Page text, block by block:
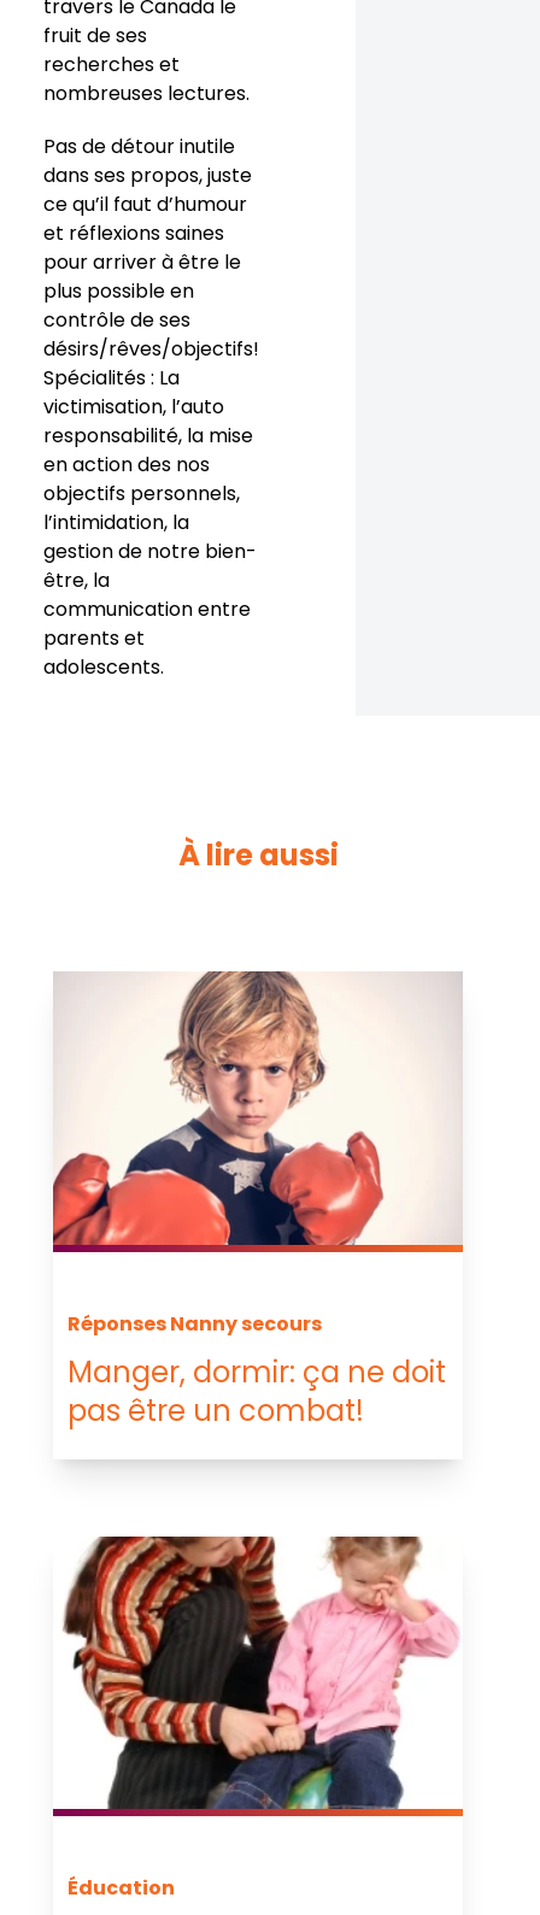
travers le Canada le
fruit de ses
recherches et
nombreuses lectures.
Pas de détour inutile
dans ses propos, juste
ce qu’il faut d’humour
et réflexions saines
pour arriver à être le
plus possible en
contrôle de ses
désirs/rêves/objectifs!
Spécialités : La
victimisation, l’auto
responsabilité, la mise
en action des nos
objectifs personnels,
l’intimidation, la
gestion de notre bien-
être, la
communication entre
parents et
adolescents.
À lire aussi
Réponses Nanny secours
Manger, dormir: ça ne doit
pas être un combat!
Éducation